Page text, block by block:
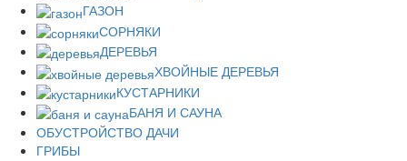
ГАЗОН
СОРНЯКИ
ДЕРЕВЬЯ
ХВОЙНЫЕ ДЕРЕВЬЯ
КУСТАРНИКИ
БАНЯ И САУНА
ОБУСТРОЙСТВО ДАЧИ
ГРИБЫ